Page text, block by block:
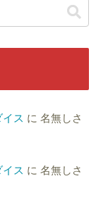
ス に 名無しさ
ス に 名無しさ